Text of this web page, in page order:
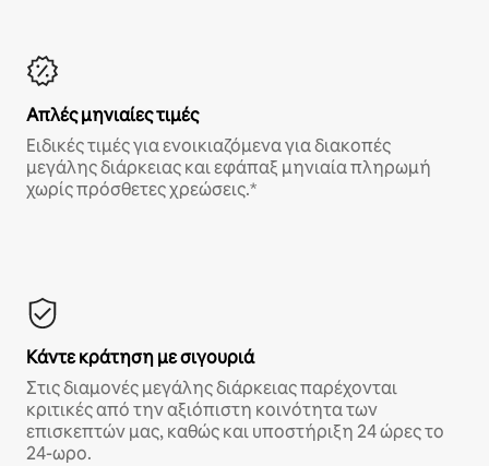
Απλές μηνιαίες τιμές
Ειδικές τιμές για ενοικιαζόμενα για διακοπές
μεγάλης διάρκειας και εφάπαξ μηνιαία πληρωμή
χωρίς πρόσθετες χρεώσεις.*
Κάντε κράτηση με σιγουριά
Στις διαμονές μεγάλης διάρκειας παρέχονται
κριτικές από την αξιόπιστη κοινότητα των
επισκεπτών μας, καθώς και υποστήριξη 24 ώρες το
24-ωρο.